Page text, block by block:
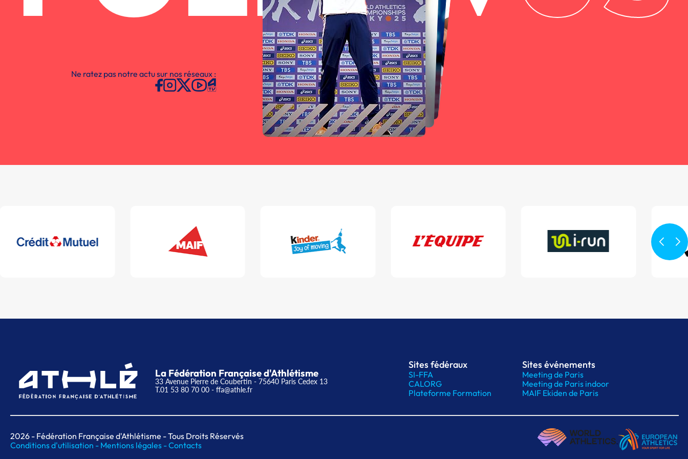
Ne ratez pas notre actu sur nos réseaux :
La Fédération Française d'Athlétisme
33 Avenue Pierre de Coubertin - 75640 Paris Cedex 13
T.01 53 80 70 00 - ffa@athle.fr
Sites fédéraux
SI-FFA
CALORG
Plateforme Formation
Sites événements
Meeting de Paris
Meeting de Paris indoor
MAIF Ekiden de Paris
2026 - Fédération Française d'Athlétisme - Tous Droits Réservés
Conditions d'utilisation - Mentions légales -Contacts